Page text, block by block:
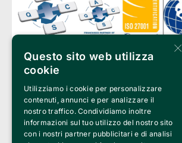
Clappit is a trademark of:
Bemils Srl
a Socio Unico
Via Fosse Ardeatine, 4 -20092 Cinisello Balsamo (MI)
PI 05589050961
Iscr. C.C.I.A.A. Milano R.E.A. 1833471
×
Questo sito web utilizza
cookie
Utilizziamo i cookie per personalizzare
contenuti, annunci e per analizzare il
nostro traffico. Condividiamo inoltre
informazioni sul tuo utilizzo del nostro sito
con i nostri partner pubblicitari e di analisi